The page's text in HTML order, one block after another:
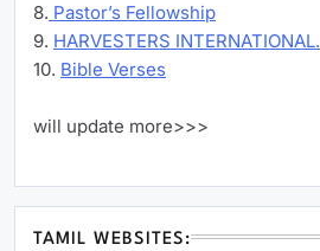
8. Pastor’s Fellowship
9. HARVESTERS INTERNATIONAL.
10. Bible Verses
will update more>>>
TAMIL WEBSITES: